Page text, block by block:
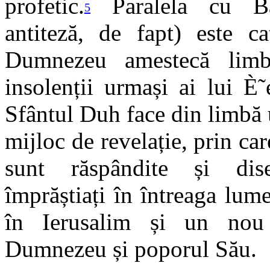
profetic.5
Paralela cu
antiteză, de fapt) este
Dumnezeu amestecă
insolenții urmași ai lui
Sfântul Duh face din limbă
mijloc de revelație, prin
sunt răspândite și
împrăștiați în întreaga
în Ierusalim și un nou
Dumnezeu și poporul Său.